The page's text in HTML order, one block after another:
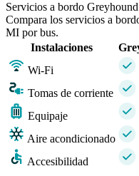
Servicios a bordo
Compara los servicios a
MI por bus.
Instalaciones
Wi-Fi
Tomas de corriente
Equipaje
Aire acondicionado
Accesibilidad